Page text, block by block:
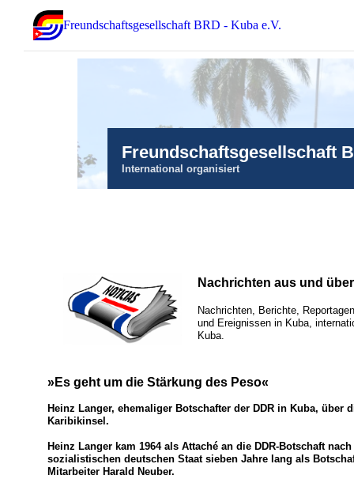
Freundschaftsgesellschaft BRD - Kuba e.V.
Freundschaftsgesellschaft
International organisiert
Nachrichten aus und
Nachrichten, Berichte,
und Ereignissen in Kuba,
Kuba.
»Es geht um die Stärkung des Peso«
Heinz Langer, ehemaliger Botschafter der DDR in Kuba, über
Karibikinsel.
Heinz Langer kam 1964 als Attaché an die DDR-Botschaft
sozialistischen deutschen Staat sieben Jahre lang als
Mitarbeiter Harald Neuber.